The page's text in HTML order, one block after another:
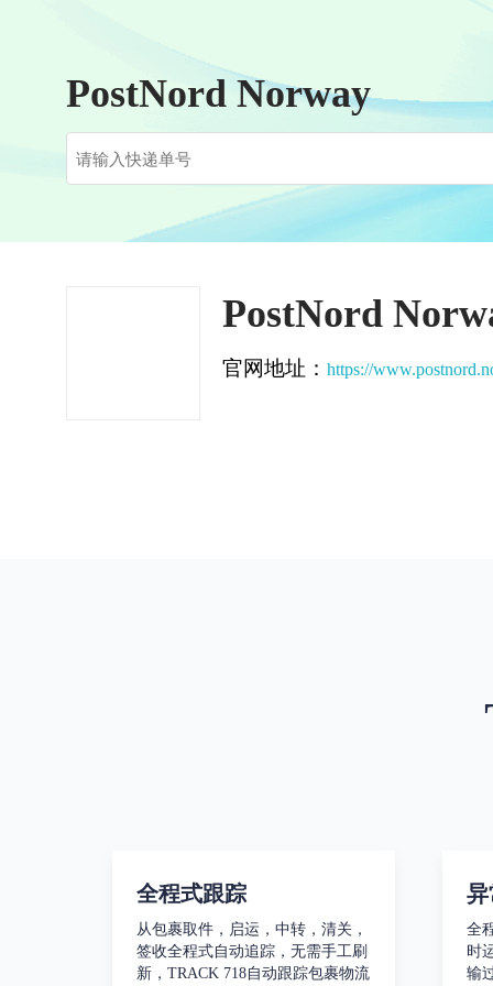
PostNord Norway
PostNord
官网地址： https://
全程式跟踪
从包裹取件，启运，中转，清关，
签收全程式自动追踪，无需手工刷
新，TRACK 718自动跟踪包裹物流
全
时
输